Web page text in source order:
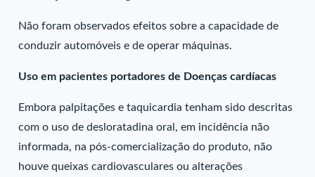
Não foram observados efeitos sobre a capacidade de
conduzir automóveis e de operar máquinas.
Uso em pacientes portadores de Doenças cardíacas
Embora palpitações e taquicardia tenham sido descritas
com o uso de desloratadina oral, em incidência não
informada, na pós-comercialização do produto, não
houve queixas cardiovasculares ou alterações